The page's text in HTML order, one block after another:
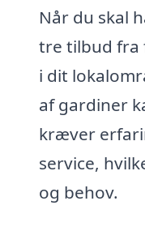
Når du skal
tre tilbud fra
i dit
af gardiner
kræver
service,
og behov.